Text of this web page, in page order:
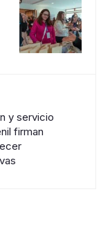
y servicio
firman